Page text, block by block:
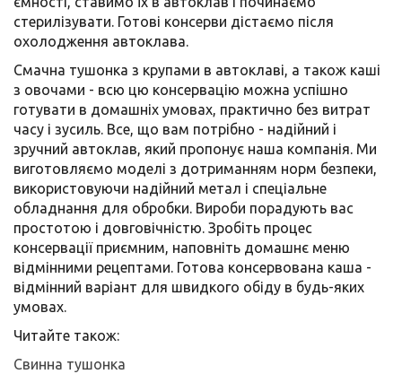
стерилізувати. Готові консерви дістаємо після
охолодження автоклава.
Смачна тушонка з крупами в автоклаві, а також каші
з овочами - всю цю консервацію можна успішно
готувати в домашніх умовах, практично без витрат
часу і зусиль. Все, що вам потрібно - надійний і
зручний автоклав, який пропонує наша компанія. Ми
виготовляємо моделі з дотриманням норм безпеки,
використовуючи надійний метал і спеціальне
обладнання для обробки. Вироби порадують вас
простотою і довговічністю. Зробіть процес
консервації приємним, наповніть домашнє меню
відмінними рецептами. Готова консервована каша -
відмінний варіант для швидкого обіду в будь-яких
умовах.
Читайте також:
Свинна тушонка